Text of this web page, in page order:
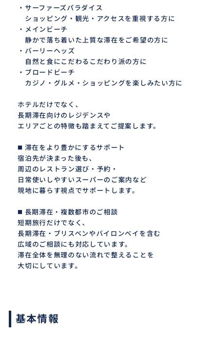
・サーファーズパラダイス
ショッピング・観光・アクセスを重視する方に
・メインビーチ
静かで落ち着いた上質な滞在をご希望の方に
・バーリーヘッズ
自然と食にこだわるこだわり派の方に
・ブロードビーチ
カジノ・グルメ・ショッピングを楽しみたい方に
ホテルだけでなく、
長期滞在向けのレジデンスや
エリアごとの特徴も踏まえてご提案します。
◼️ 滞在をより豊かにするサポート
宿泊先が決まった後も、
周辺のレストラン選び・予約・
日常使いしやすいスーパーのご案内など
現地に暮らす視点でサポートします。
◼️ 長期滞在・複数都市のご相談
短期旅行だけでなく、
長期滞在・ブリスベンやバイロンベイを含む
広域のご相談にも対応しています。
滞在全体を無理のない流れで整えることを
大切にしています。
基本情報